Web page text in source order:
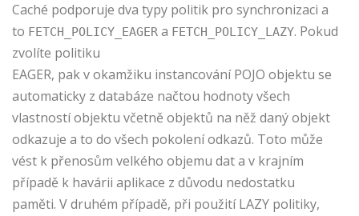
Caché podporuje dva typy politik pro synchronizaci a
to FETCH_POLICY_EAGER a FETCH_POLICY_LAZY. Pokud
zvolíte politiku
EAGER, pak v okamžiku instancování POJO objektu se
automaticky z databáze načtou hodnoty všech
vlastností objektu včetně objektů na něž daný objekt
odkazuje a to do všech pokolení odkazů. Toto může
vést k přenosům velkého objemu dat a v krajním
případě k havárii aplikace z důvodu nedostatku
paměti. V druhém případě, při použití LAZY politiky,